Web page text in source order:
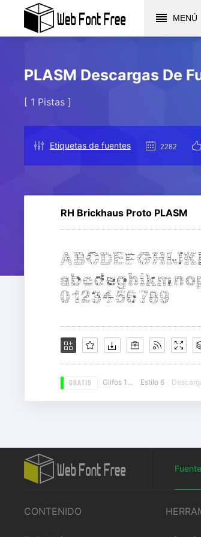
MENÚ
PLASM Descargas De
[ 1 Pistas ]
Etiquetas de fuentes 2282
RH Brickhaus Proto PLASM
GRATIS Glifos 100 Estilo 6
CONTENIDO